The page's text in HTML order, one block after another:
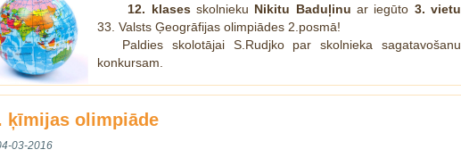
12. klasesskolnieku Nikitu Baduļinuar iegūto 3. vietu
33. Valsts Ģeogrāfijas olimpiādes 2.posmā!
Paldies skolotājai S.Rudjko par skolnieka sagatavošanu
konkursam.
ķīmijas olimpiāde
03-2016